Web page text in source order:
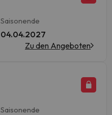
Saisonende
04.04.2027
Zu den Angeboten
Saisonende